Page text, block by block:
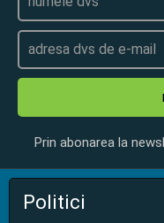
Prin abonarea la
Politici